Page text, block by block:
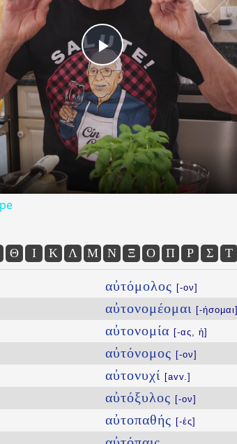
Play
Video
Θ Ι Κ Λ Μ Ν Ξ Ο Π Ρ Σ Τ
αὐτόμολος [-ον]
αὐτονομέομαι [-ήσοµαι]
αὐτονομία [-ας, ἡ]
αὐτόνομος [-ον]
αὐτονυχί [avv.]
αὐτόξυλος [-ον]
αὐτοπαθής [-ές]